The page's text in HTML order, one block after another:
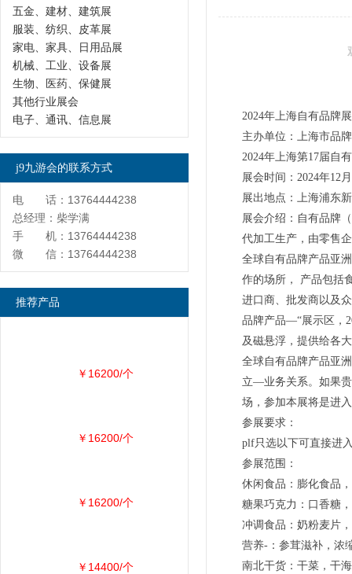
2024年上海自有品牌
主办单位：上海市品
2024年上海第17届自
展会时间：2024年12
展出地点：上海浦东
展会介绍：自有品牌
代加工生产，由零售
全球自有品牌产品亚
作的场所， 产品包括
进口商、批发商以及
品牌产品—“展示区，
及磁悬浮，提供给各
全球自有品牌产品亚
立—业务关系。如果
场，参加本展将是进
参展要求：
plf只选以下可直接进
参展范围：
休闲食品：膨化食品
糖果巧克力：口香糖
冲调食品：奶粉麦片
营养-：参茸滋补，浓
南北干货：干菜，干
五金、建材、建筑展
服装、纺织、皮革展
家电、家具、日用品展
机械、工业、设备展
生物、医药、保健展
其他行业展会
电子、通讯、信息展
j9九游会的联系方式
电 话：13764444238
总经理：柴学满
手 机：13764444238
微 信：13764444238
推荐产品
￥16200/个
￥16200/个
￥16200/个
￥14400/个